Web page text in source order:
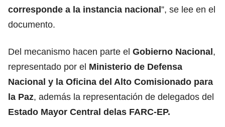
corresponde a la instancia nacional”, se lee en el
documento.
Del mecanismo hacen parte el Gobierno Nacional,
representado por el Ministerio de Defensa
Nacional y la Oficina del Alto Comisionado para
la Paz, además la representación de delegados del
Estado Mayor Central delas FARC-EP.